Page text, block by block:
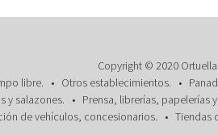
Copyright © 2020 Ortuella
libre. Otros establecimientos.
y salazones.
Prensa, librerías, papelerías
de vehículos, concesionarios.
Tiendas